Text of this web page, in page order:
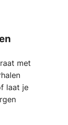
met
laat je